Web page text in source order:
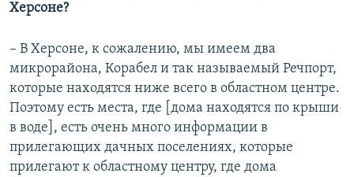
Херсоне?
– В Херсоне, к сожалению, мы имеем два
микрорайона, Корабел и так называемый Речпорт,
которые находятся ниже всего в областном центре.
Поэтому есть места, где [дома находятся по крыши
в воде], есть очень много информации в
прилегающих дачных поселениях, которые
прилегают к областному центру, где дома